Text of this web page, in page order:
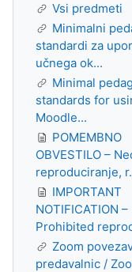
Vsi predmeti
Minimalni
standardi za
učnega ok...
Minimal
standards for
Moodle...
POMEMBNO
OBVESTILO –
reproduciranje,
IMPORTANT
NOTIFICATION –
Prohibited
Zoom
predavalnic /